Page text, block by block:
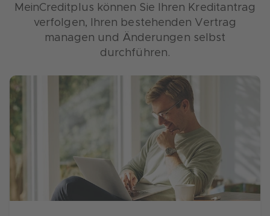
MeinCreditplus können Sie Ihren Kreditantrag
verfolgen, Ihren bestehenden Vertrag
managen und Änderungen selbst
durchführen.